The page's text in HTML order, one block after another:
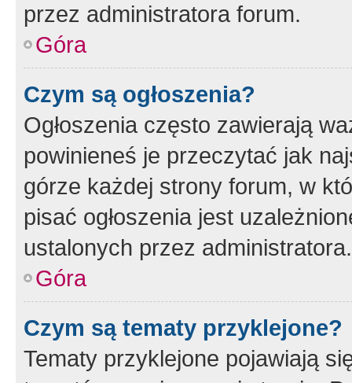
przez administratora forum.
Góra
Czym są ogłoszenia?
Ogłoszenia często zawierają
powinieneś je przeczytać jak
górze każdej strony forum, w
pisać ogłoszenia jest
ustalonych przez administratora.
Góra
Czym są tematy przyklejone?
Tematy przyklejone pojawiają